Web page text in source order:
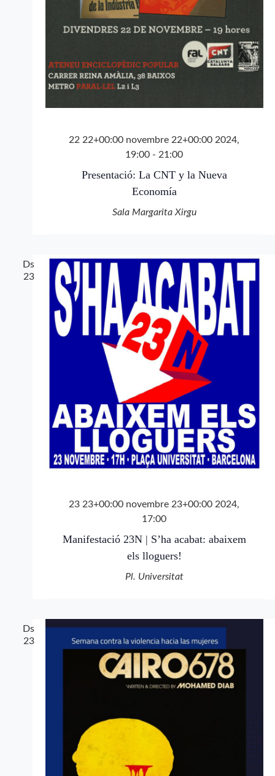
22 22+00:00 novembre 22+00:00 2024,
19:00 - 21:00
Presentació: La CNT y la Nueva
Economía
Sala Margarita Xirgu
Ds
23
23 23+00:00 novembre 23+00:00 2024,
17:00
Manifestació 23N | S’ha acabat: abaixem
els lloguers!
Pl. Universitat
Ds
23